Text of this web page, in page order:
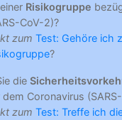
Risikogruppe
CoV-2)?
zum Test: Gehöre ich
?
die
Coronavirus
zum Test: Treffe ich